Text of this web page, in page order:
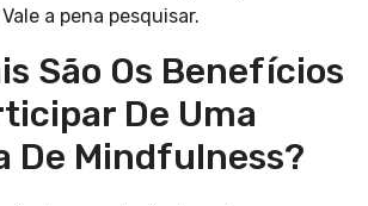
a pena pesquisar.
São Os Benefícios
De Uma
De Mindfulness?